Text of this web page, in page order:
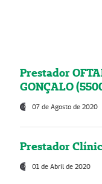
Prestador
GONÇALO
07 de Agosto de 2020
Prestador
01 de Abril de 2020